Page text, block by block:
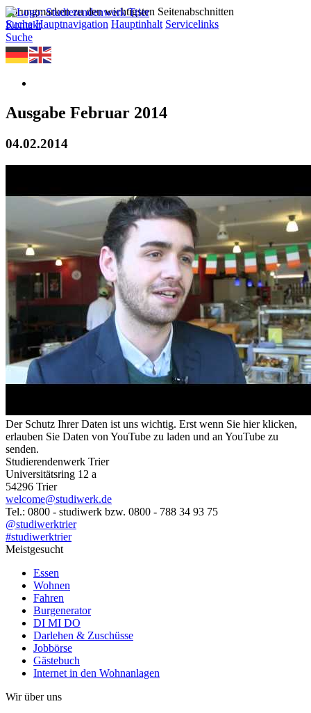
Sprungmarken zu den wichtigsten Seitenabschnitten
Suche Hauptnavigation Hauptinhalt Servicelinks
Kontakt
Suche
Ausgabe Februar 2014
04.02.2014
Der Schutz Ihrer Daten ist uns wichtig. Erst wenn Sie hier klicken,
erlauben Sie Daten von YouTube zu laden und an YouTube zu
senden.
Studierendenwerk Trier
Universitätsring 12 a
54296 Trier
welcome@studiwerk.de
Tel.: 0800 - studiwerk bzw. 0800 - 788 34 93 75
@studiwerktrier
#studiwerktrier
Meistgesucht
Essen
Wohnen
Fahren
Burgenerator
DI MI DO
Darlehen & Zuschüsse
Jobbörse
Gästebuch
Internet in den Wohnanlagen
Wir über uns